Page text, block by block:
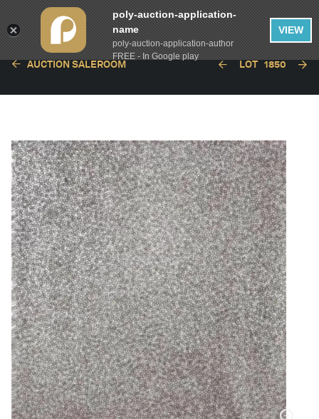
繁體中文
AUCTION SALEROOM LOT 1850
poly-auction-application-
name
poly-auction-application-author
FREE - In Google play
VIEW